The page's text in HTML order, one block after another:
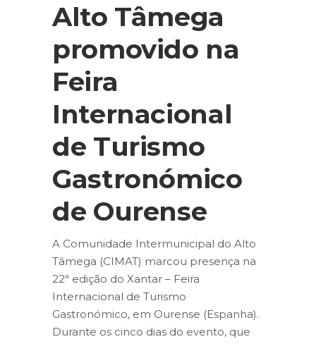
Alto Tâmega
promovido na
Feira
Internacional
de Turismo
Gastronómico
de Ourense
A Comunidade Intermunicipal do Alto
Tâmega (CIMAT) marcou presença na
22ª edição do Xantar – Feira
Internacional de Turismo
Gastronómico, em Ourense (Espanha).
Durante os cinco dias do evento, que